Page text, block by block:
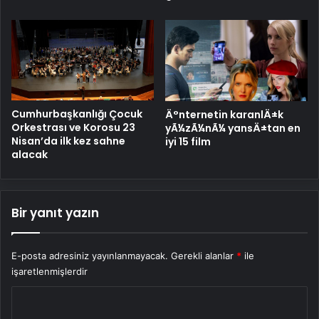
Cumhurbaşkanlığı Çocuk
Orkestrası ve Korosu 23
Nisan’da ilk kez sahne
alacak
Ä°nternetin karanlÄ±k
yÃ¼zÃ¼nÃ¼ yansÄ±tan en
iyi 15 film
Bir yanıt yazın
E-posta adresiniz yayınlanmayacak. Gerekli alanlar * ile
işaretlenmişlerdir